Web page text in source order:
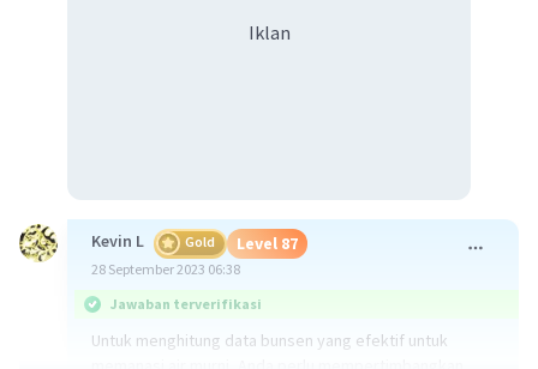
Iklan
Kevin L Gold Level 87
28 September 2023 06:38
Jawaban terverifikasi
Untuk menghitung data bunsen yang efektif untuk